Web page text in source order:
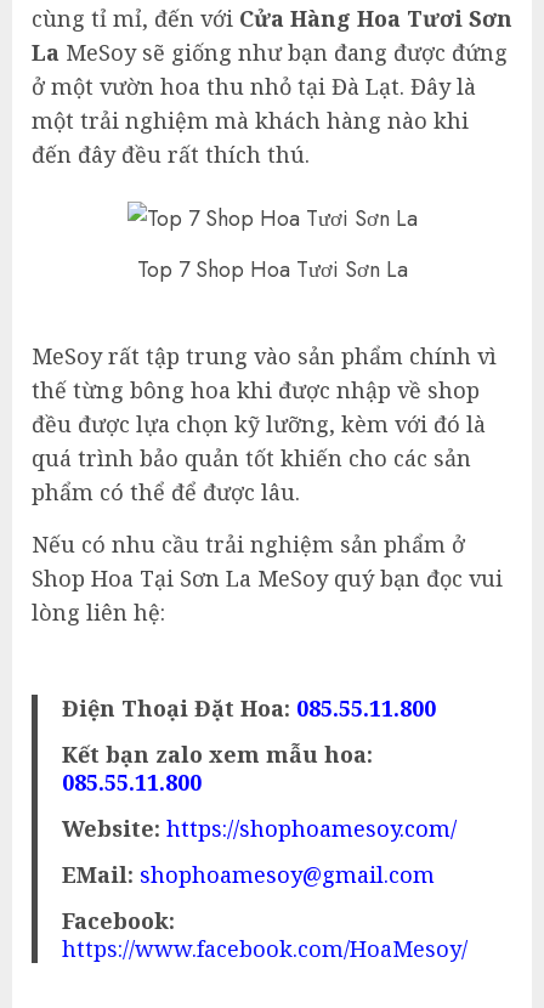
cùng tỉ mỉ, đến với Cửa Hàng Hoa Tươi Sơn
La MeSoy sẽ giống như bạn đang được đứng
ở một vườn hoa thu nhỏ tại Đà Lạt. Đây là
một trải nghiệm mà khách hàng nào khi
đến đây đều rất thích thú.
Top 7 Shop Hoa Tươi Sơn La
MeSoy rất tập trung vào sản phẩm chính vì
thế từng bông hoa khi được nhập về shop
đều được lựa chọn kỹ lưỡng, kèm với đó là
quá trình bảo quản tốt khiến cho các sản
phẩm có thể để được lâu.
Nếu có nhu cầu trải nghiệm sản phẩm ở
Shop Hoa Tại Sơn La MeSoy quý bạn đọc vui
lòng liên hệ:
Điện Thoại Đặt Hoa: 085.55.11.800
Kết bạn zalo xem mẫu hoa:
085.55.11.800
Website: https://shophoamesoy.com/
EMail: shophoamesoy@gmail.com
Facebook:
https://www.facebook.com/HoaMesoy/